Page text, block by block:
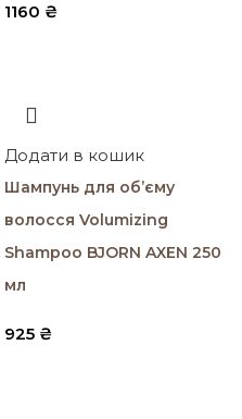
1160 ₴
Додати в кошик
Шампунь для об’єму
волосся Volumizing
Shampoo BJORN AXEN 250
мл
925 ₴